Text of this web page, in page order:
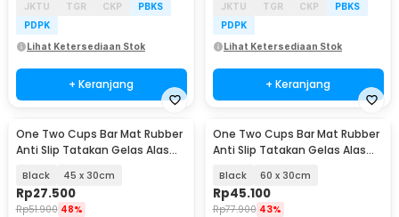
JKTU
TGR CKP
PBKS
PDPK
Lihat Ketersediaan Stok
+ Keranjang
JKTU
TGR CKP
PBKS
PDPK
Lihat Ketersediaan Stok
+ Keranjang
One Two Cups Bar Mat Rubber
Anti Slip Tatakan Gelas Alas
Black 45 x 30cm
Rp27.500
Rp51.900 48%
One Two Cups Bar Mat Rubber
Anti Slip Tatakan Gelas Alas
Black 60 x 30cm
Rp45.100
Rp77.900 43%